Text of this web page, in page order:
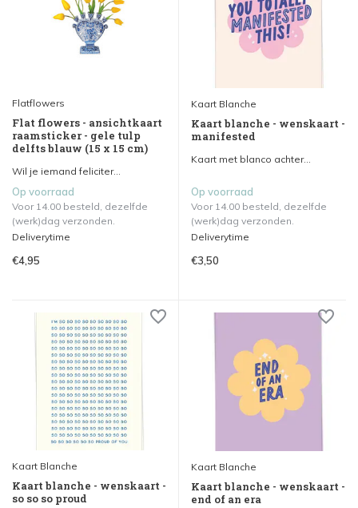
Flatflowers
Flat flowers - ansichtkaart
raamsticker - gele tulp
delfts blauw (15 x 15 cm)
Wil je iemand feliciter...
Op voorraad
Voor 14.00 besteld, dezelfde
(werk)dag verzonden.
Deliverytime
€4,95
Kaart Blanche
Kaart blanche - wenskaart -
manifested
Kaart met blanco achter...
Op voorraad
Voor 14.00 besteld, dezelfde
(werk)dag verzonden.
Deliverytime
€3,50
Kaart Blanche
Kaart blanche - wenskaart -
so so so proud
Kaart Blanche
Kaart blanche - wenskaart -
end of an era